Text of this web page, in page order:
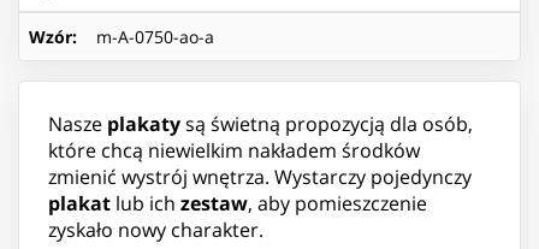
Wzór: m-A-0750-ao-a
Nasze plakatysą świetną propozycją dla osób,
które chcą niewielkim nakładem środków
zmienić wystrój wnętrza. Wystarczy pojedynczy
plakat lub ich zestaw, aby pomieszczenie
zyskało nowy charakter.